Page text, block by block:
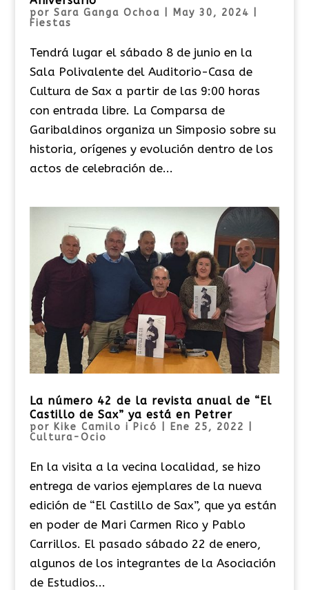
por Sara Ganga Ochoa May 30, 2024
Fiestas
Tendrá lugar el sábado 8 de junio en la
Sala Polivalente del Auditorio-Casa de
Cultura de Sax a partir de las 9:00 horas
con entrada libre. La Comparsa de
Garibaldinos organiza un Simposio sobre su
historia, orígenes y evolución dentro de los
actos de celebración de...
La número 42 de la revista anual de “El
Castillo de Sax” ya está en Petrer
por Kike Camilo i Picó Ene 25, 2022
Cultura-Ocio
En la visita a la vecina localidad, se hizo
entrega de varios ejemplares de la nueva
edición de “El Castillo de Sax”, que ya están
en poder de Mari Carmen Rico y Pablo
Carrillos. El pasado sábado 22 de enero,
algunos de los integrantes de la Asociación
de Estudios...